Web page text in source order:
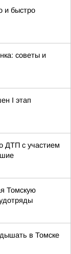
и быстро
советы и
I этап
ДТП с участием
Томскую
в Томске